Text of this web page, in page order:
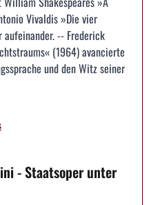
Vivaldis »Die vier
aufeinander. -- Frederick
(1964) avancierte
und den Witz seiner
- Staatsoper unter